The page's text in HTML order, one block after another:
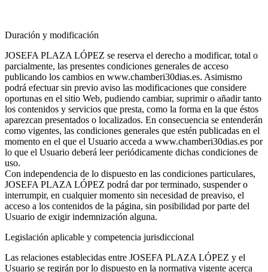
Duración y modificación
JOSEFA PLAZA LÓPEZ se reserva el derecho a modificar, total o
parcialmente, las presentes condiciones generales de acceso
publicando los cambios en www.chamberi30dias.es. Asimismo
podrá efectuar sin previo aviso las modificaciones que considere
oportunas en el sitio Web, pudiendo cambiar, suprimir o añadir tanto
los contenidos y servicios que presta, como la forma en la que éstos
aparezcan presentados o localizados. En consecuencia se entenderán
como vigentes, las condiciones generales que estén publicadas en el
momento en el que el Usuario acceda a www.chamberi30dias.es por
lo que el Usuario deberá leer periódicamente dichas condiciones de
uso.
Con independencia de lo dispuesto en las condiciones particulares,
JOSEFA PLAZA LÓPEZ podrá dar por terminado, suspender o
interrumpir, en cualquier momento sin necesidad de preaviso, el
acceso a los contenidos de la página, sin posibilidad por parte del
Usuario de exigir indemnización alguna.
Legislación aplicable y competencia jurisdiccional
Las relaciones establecidas entre JOSEFA PLAZA LÓPEZ y el
Usuario se regirán por lo dispuesto en la normativa vigente acerca